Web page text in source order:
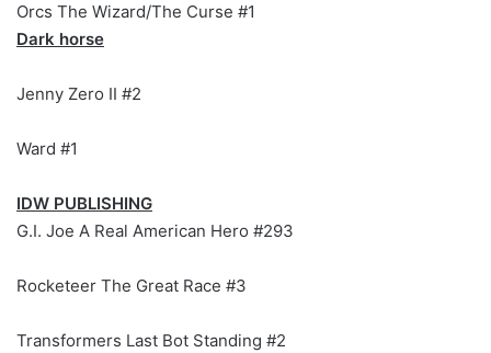
Orcs The Wizard/The Curse #1
Dark horse
Jenny Zero II #2
Ward #1
IDW PUBLISHING
G.I. Joe A Real American Hero #293
Rocketeer The Great Race #3
Transformers Last Bot Standing #2